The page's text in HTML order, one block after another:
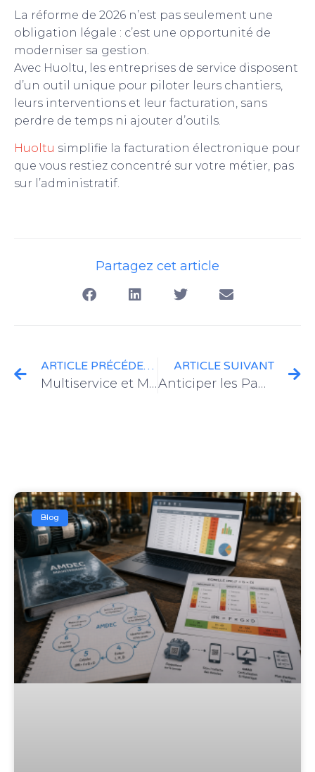
La réforme de 2026 n’est pas seulement une
obligation légale : c’est une opportunité de
moderniser sa gestion.
Avec Huoltu, les entreprises de service disposent
d’un outil unique pour piloter leurs chantiers,
leurs interventions et leur facturation, sans
perdre de temps ni ajouter d’outils.
Huoltu simplifie la facturation électronique pour
que vous restiez concentré sur votre métier, pas
sur l’administratif.
Partagez cet article
ARTICLE PRÉCÉDENT
Multiservice et Multisite : Révolutionnez la Gestion de Vos Opérations Terrain avec une GMAO Moderne
ARTICLE SUIVANT
Anticiper les Pannes en 2026 : Pilotez Votre Projet de Maintenance Prédictive avec – Huoltu
Blog